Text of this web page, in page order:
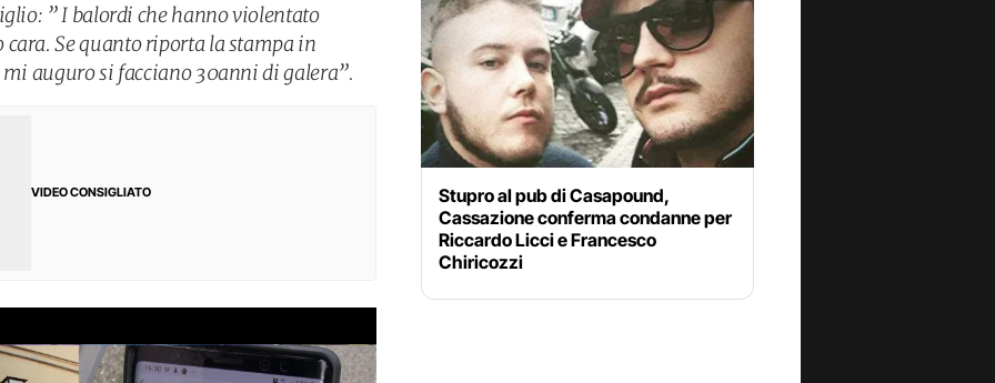
” I balordi che hanno violentato
Se quanto riporta la stampa in
auguro si facciano 30anni di galera”.
VIDEO CONSIGLIATO
Stupro al pub di Casapound,
Cassazione conferma condanne per
Riccardo Licci e Francesco
Chiricozzi